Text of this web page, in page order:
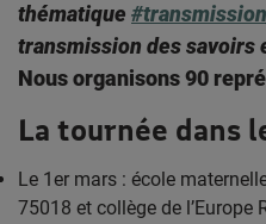
thématique #transmission
transmission des savoirs
Nous organisons 90
La tournée dans
Le 1er mars : école
75018 et collège de l’Europe